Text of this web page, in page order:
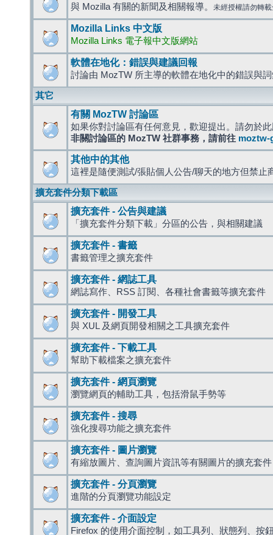
與 Mozilla 有關的新聞及相關報導。 未經授權請勿轉
Mozilla Links 中文版
Mozilla Links 電子報中文版網站
軟體在地化：錯誤與建議回報
討論由 MozTW 所主導的軟體在地化中的錯誤與
其它
有關 MozTW 討論區
如果你對討論區有任何意見，歡迎提出。請勿於
非關討論區的 MozTW 社群事務，請前往 moztw-
其他中的其他
這裡是隨便測試/張貼個人公告/聊天的地方但禁止
擴充套件分類下載區
擴充套件 - 公告與建議
「擴充套件分類下載」分區的公告，與相關建議
擴充套件 - 書籤
書籤管理之擴充套件
擴充套件 - 網誌工具
網誌寫作、RSS 訂閱、各種社會書籤等擴充套件
擴充套件 - 開發工具
與 XUL 及網頁開發相關之工具擴充套件
擴充套件 - 下載工具
幫助下載檔案之擴充套件
擴充套件 - 網頁瀏覽
瀏覽網頁的輔助工具，包括滑鼠手勢等
擴充套件 - 搜尋
強化搜尋功能之擴充套件
擴充套件 - 圖片瀏覽
有縮放圖片、查詢圖片資訊等有關圖片的擴充套件
擴充套件 - 分頁瀏覽
進階的分頁瀏覽功能設定
擴充套件 - 介面設定
Firefox 的使用介面控制，如工具列、狀態列、按